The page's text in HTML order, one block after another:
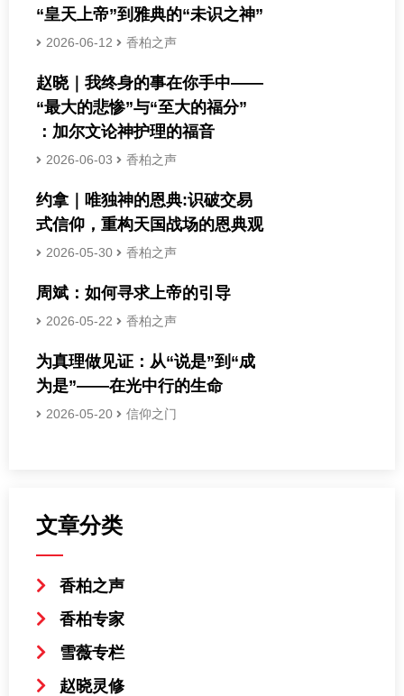
“皇天上帝”到雅典的“未识之神”
2026-06-12 香柏之声
赵晓｜我终身的事在你手中——
“最大的悲惨”与“至大的福分”
：加尔文论神护理的福音
2026-06-03 香柏之声
约拿｜唯独神的恩典:识破交易
式信仰，重构天国战场的恩典观
2026-05-30 香柏之声
周斌：如何寻求上帝的引导
2026-05-22 香柏之声
为真理做见证：从“说是”到“成
为是”——在光中行的生命
2026-05-20 信仰之门
文章分类
香柏之声
香柏专家
雪薇专栏
赵晓灵修